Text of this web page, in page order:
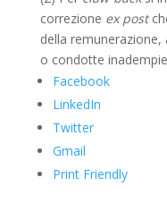
correzione ex post
della remunerazione,
o condotte
Facebook
LinkedIn
Twitter
Gmail
Print Friendly